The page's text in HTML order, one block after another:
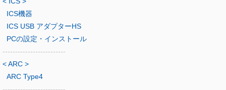
ICS機器
ICS USB アダプターHS
PCの設定・インストール
-------------------------
< ARC >
ARC Type4